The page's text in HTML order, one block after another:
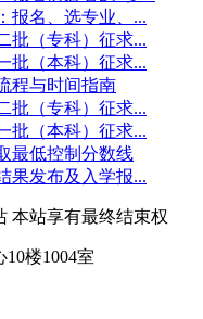
报名、选专业、...
批（专科）征求...
批（本科）征求...
程与时间指南
批（专科）征求...
批（本科）征求...
最低控制分数线
果发布及入学报...
本站享有最终结束权
楼1004室